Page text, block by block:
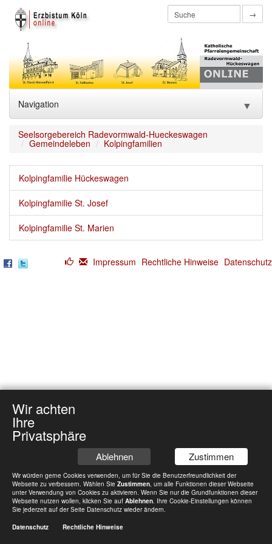
→
Navigation ▼
Home
Seelsorgeteam
Veranstaltungen
Gottesdienste
Gemeindeleben ▼
Seelsorgebereich Radevormwald-Hueckeswagen
Gemeindeleben Kolpingfamilien
Kolpingfamilie Hückeswagen
Kolpingfamilie St. Josef
Kolpingfamilie St. Marien
Impressum Rechtliche Hinweise Datenschutz
Wir achten
Ihre
Privatsphäre
Ablehnen Zustimmen
Wir würden gerne Cookies verwenden, um für Sie die Benutzerfreundlichkeit der
Webseite zu verbessern. Wählen Sie Zustimmen, um alle Funktionen dieser Webseite
unter Verwendung von Cookies zu aktivieren. Wenn Sie nur die Grundfunktionen dieser
Webseite nutzen wollen, klicken Sie auf Ablehnen. Ihre Cookie-Einstellungen können
Sie jederzeit auf der Seite Datenschutz wieder ändern.
Datenschutz Rechtliche Hinweise